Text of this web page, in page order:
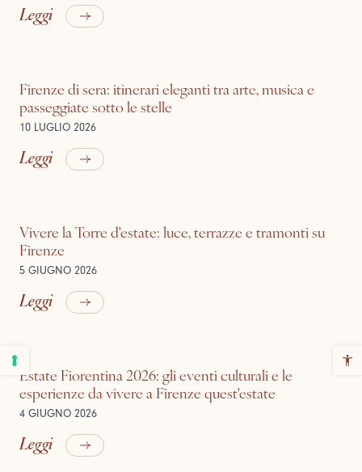
Leggi
Firenze di sera: itinerari eleganti tra arte, musica e
passeggiate sotto le stelle
10 LUGLIO 2026
Leggi
Vivere la Torre d'estate: luce, terrazze e tramonti su
Firenze
5 GIUGNO 2026
Leggi
Estate Fiorentina 2026: gli eventi culturali e le
esperienze da vivere a Firenze quest'estate
4 GIUGNO 2026
Leggi